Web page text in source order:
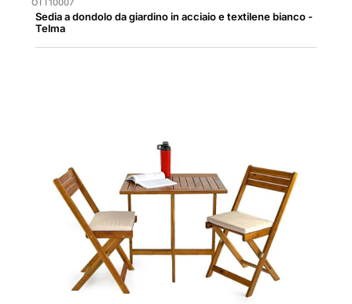
OTT10007
Sedia a dondolo da giardino in acciaio e textilene bianco -
Telma